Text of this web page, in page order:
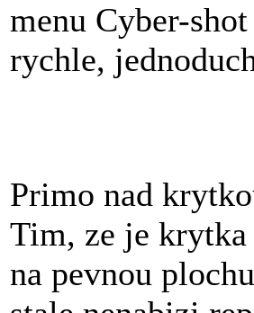
menu Cyber-
rychle,
Primo nad
Tim, ze je krytka
na pevnou